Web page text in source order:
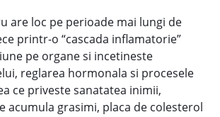
are loc pe perioade mai lungi de
printr-o “cascada inflamatorie”
pe organe si incetineste
reglarea hormonala si procesele
ce priveste sanatatea inimii,
acumula grasimi, placa de colesterol